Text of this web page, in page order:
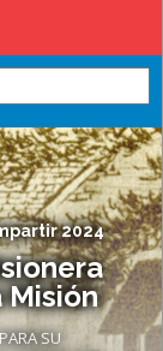
site
2024
Misión
SU